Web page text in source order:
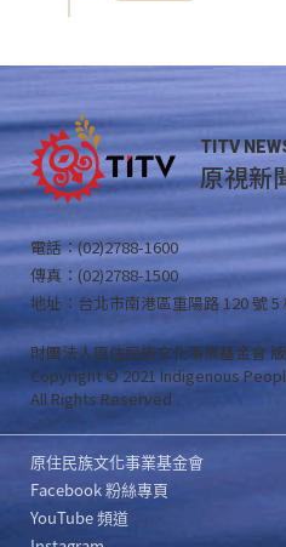
TITV
原視新
電話：(02)2788-1600
傳真：(02)2788-1500
地址：台北市南港區重陽路 120 號 5
財團法人原住民族文化事業基金會
Copyright © 2021 Indigenous
All Rights Reserved .
原住民族文化事業基金會
Facebook 粉絲專頁
YouTube 頻道